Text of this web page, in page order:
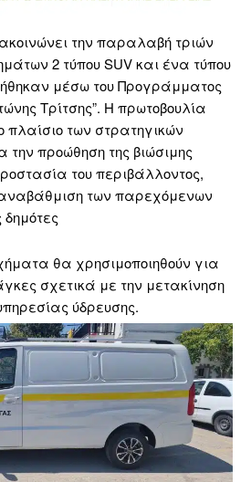
την παραλαβή τριών
2 τύπου SUV και ένα τύπου
μέσω του Προγράμματος
Τρίτσης”. Η πρωτοβουλία
πλαίσιο των στρατηγικών
την προώθηση της βιώσιμης
του περιβάλλοντος,
των παρεχόμενων
θα χρησιμοποιηθούν για
σχετικά με την μετακίνηση
ύδρευσης.